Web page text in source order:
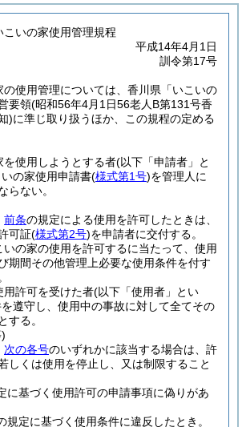
こいの家使用管理規程
平成14年4月1日
訓令第17号
の使用管理については、香川県「いこいの
要領(昭和56年4月1日56老人B第131号香
)に準じ取り扱うほか、この規程の定める
を使用しようとする者(以下「申請者」と
の家使用申請書(様式第1号)を管理人に
らない。
前条の規定による使用を許可したときは、
可証(様式第2号)を申請者に交付する。
の家の使用を許可するに当たって、使用
期間その他管理上必要な使用条件を付す
用許可を受けた者(以下「使用者」とい
遵守し、使用中の事故に対して全てその
する。
次の各号のいずれかに該当する場合は、許
しくは使用を停止し、又は制限すること
に基づく使用許可の申請事項に偽りがあ
規定に基づく使用条件に違反したとき。